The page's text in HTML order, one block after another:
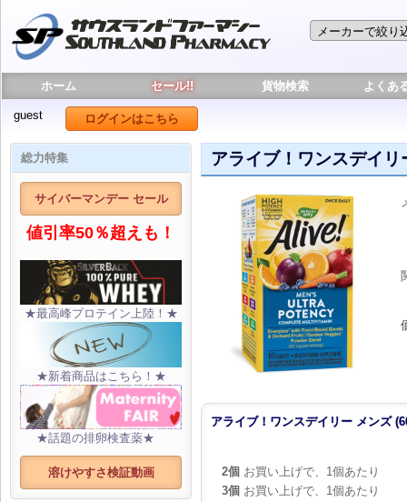
ホーム セール!! 貨物検索 よくあ
guest ログインはこちら
総力特集
サイバーマンデー セール
値引率50％超えも！
★最高峰プロテイン上陸！★
★新着商品はこちら！★
★話題の排卵検査薬★
溶けやすさ検証動画
アライブ！ワンスデイ
アライブ！ワンスデイリー メンズ
2個 お買い上げで、1個あたり
3個 お買い上げで、1個あたり